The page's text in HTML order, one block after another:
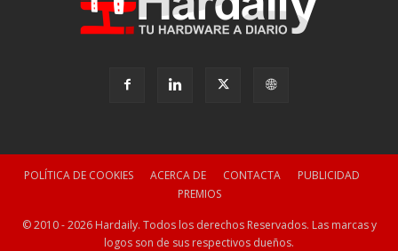
POLÍTICA DE COOKIES ACERCA DE CONTACTA
PUBLICIDAD
PREMIOS
© 2010 - 2026 Hardaily. Todos los derechos Reservados. Las marcas y
logos son de sus respectivos dueños.